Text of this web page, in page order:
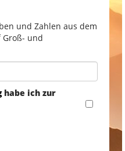
und Zahlen aus dem
Groß- und
habe ich zur